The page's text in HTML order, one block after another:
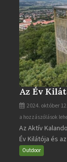
Az Év
2024. október 12.
Az
Év
Kilátója
és
a hozzászólások
Az Aktív
Év Kilátója és
Outdoor